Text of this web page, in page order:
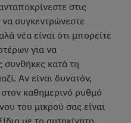
στις
συγκεντρώνεστε
νέα είναι ότι μπορείτε
για να
συνθήκες κατά τη
Αν είναι δυνατόν,
καθημερινό ρυθμό
του μικρού σας είναι
με το αυτοκίνητο.